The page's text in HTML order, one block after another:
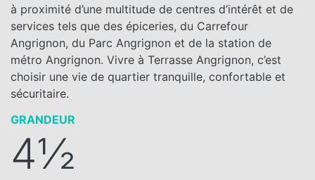
à proximité d’une multitude de centres d’intérêt et de
services tels que des épiceries, du Carrefour
Angrignon, du Parc Angrignon et de la station de
métro Angrignon. Vivre à Terrasse Angrignon, c’est
choisir une vie de quartier tranquille, confortable et
sécuritaire.
GRANDEUR
4½